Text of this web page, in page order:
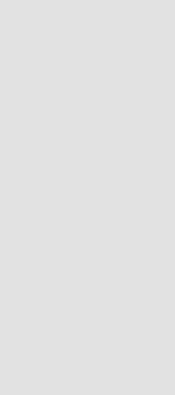
داعش الجديدة في